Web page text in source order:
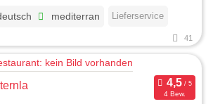
mediterran Lieferservice
41
4 Bew.